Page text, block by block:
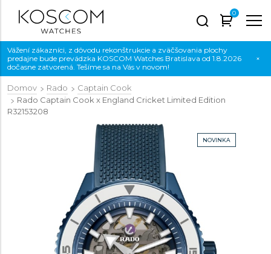
0
Vážení zákazníci, z dôvodu rekonštrukcie a zväčšovania plochy
predajne bude prevádzka KOSCOM Watches Bratislava od 1.8.2026
dočasne zatvorená. Tešíme sa na Vás v novom!
×
Domov Rado
Captain Cook
Rado Captain Cook x England Cricket Limited Edition
R32153208
NOVINKA